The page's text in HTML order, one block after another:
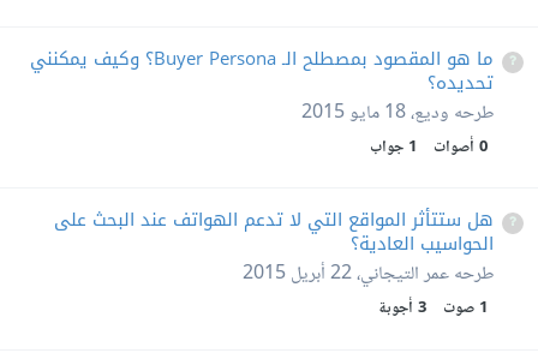
ما هو المقصود بمصطلح الـ Buyer Persona؟ وكيف يمكنني
تحديده؟
طرحه وديع،18 مايو 2015
0 أصوات 1 جواب
هل ستتأثر المواقع التي لا تدعم الهواتف عند البحث على
الحواسيب العادية؟
طرحهعمر التيجاني،22 أبريل 2015
1 صوت 3 أجوبة